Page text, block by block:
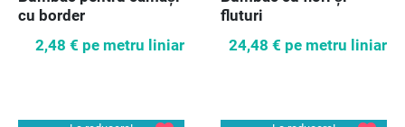
cu border
2,48 € pe metru liniar
fluturi
24,48 € pe metru liniar